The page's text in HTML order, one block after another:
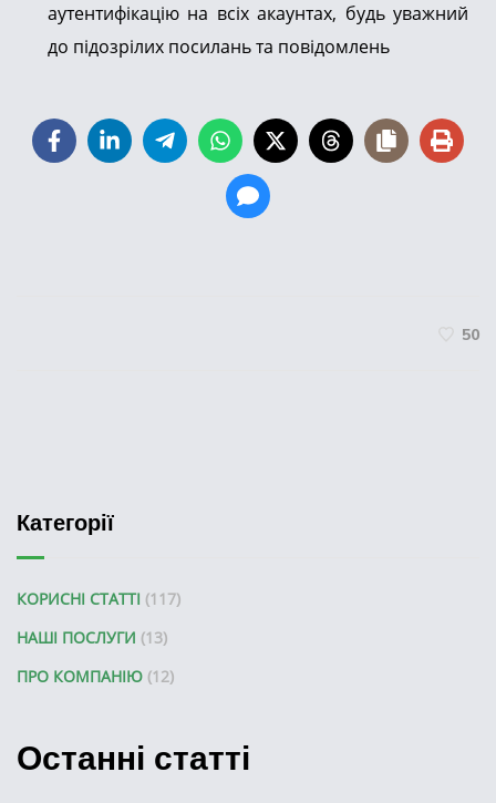
аутентифікацію на всіх акаунтах, будь уважний
до підозрілих посилань та повідомлень
50
Категорії
КОРИСНІ СТАТТІ (117)
НАШІ ПОСЛУГИ (13)
ПРО КОМПАНІЮ (12)
Останні статті